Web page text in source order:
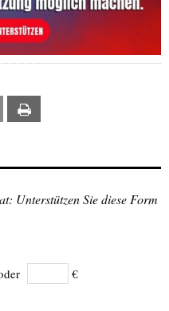
Email
Unterstützen Sie diese Form
€